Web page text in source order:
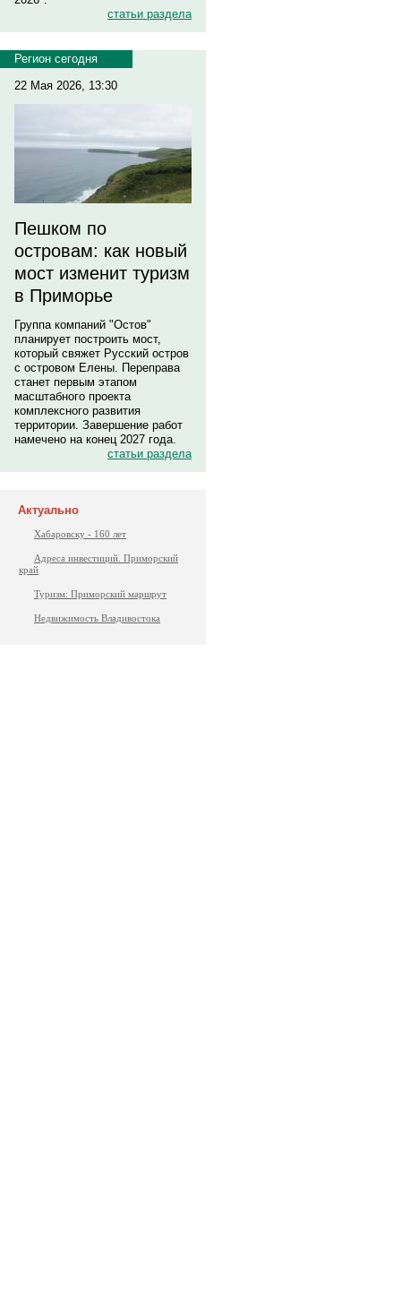
статьи раздела
Регион сегодня
22 Мая 2026, 13:30
Пешком по
островам: как новый
мост изменит туризм
в Приморье
Группа компаний "Остов"
планирует построить мост,
который свяжет Русский остров
с островом Елены. Переправа
станет первым этапом
масштабного проекта
комплексного развития
территории. Завершение работ
намечено на конец 2027 года.
статьи раздела
Актуально
Хабаровску - 160 лет
Адреса инвестиций. Приморский
край
Туризм: Приморский маршрут
Недвижимость Владивостока